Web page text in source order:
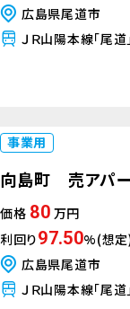
広島県尾道市
ＪＲ山陽本線「尾
事業用
向島町 売アパ
価格 80万円
利回り97.50%(想
広島県尾道市
ＪＲ山陽本線「尾